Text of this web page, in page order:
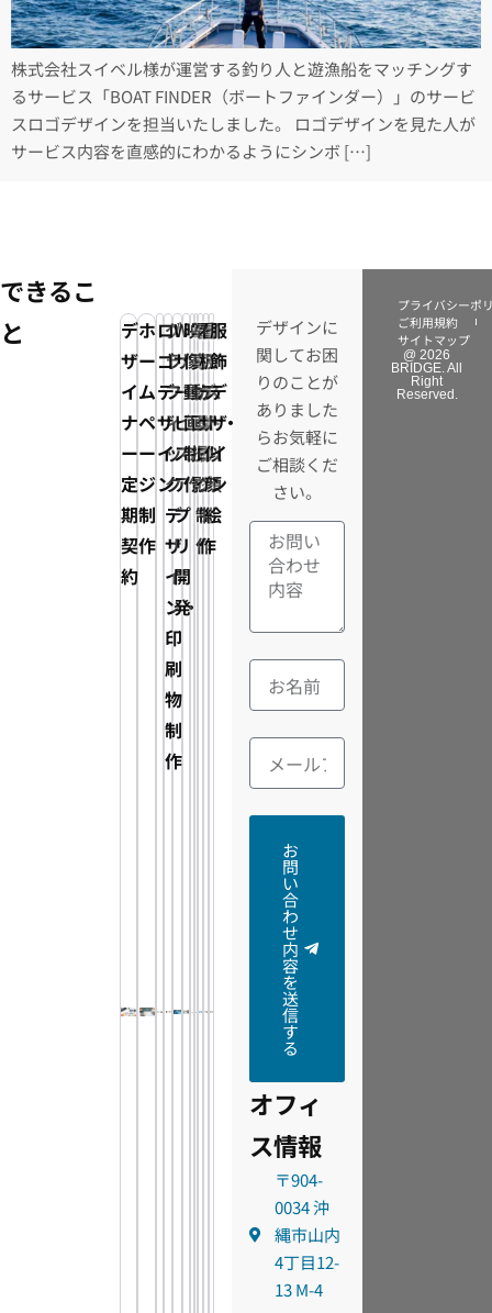
株式会社スイベル様が運営する釣り人と遊漁船をマッチングす
るサービス「BOAT FINDER（ボートファインダー）」のサービ
スロゴデザインを担当いたしました。 ロゴデザインを見た人が
サービス内容を直感的にわかるようにシンボ […]
できるこ
と
デ
ザ
イ
ナ
ー
定
期
契
約
グ
ラ
フ
ィ
ッ
ク
デ
ザ
イ
ン・
印
刷
物
制
作
ロ
ゴ
デ
ザ
イ
ン
ホ
ー
ム
ペ
ー
ジ
制
作
Web
サ
ー
ビ
ス・
ア
プ
リ
開
発
映
像・
動
画
制
作
写
真・
動
画
撮
影
電
子
カ
タ
ロ
グ
制
作
看
板
デ
ザ
イ
ン
制
作
イ
ラ
ス
ト・
似
顔
絵
服
飾
デ
ザ
イ
ン
デザインに
関してお困
りのことが
ありました
らお気軽に
ご相談くだ
さい。
お
問
い
合
わ
せ
内
容
を
送
信
す
る
オフィ
ス情報
〒904-
0034 沖
縄市山内
4丁目12-
13 M-4
@ 2026
BRIDGE. All
Right
Reserved.
プライバシーポ
ご利用規約
サイトマップ